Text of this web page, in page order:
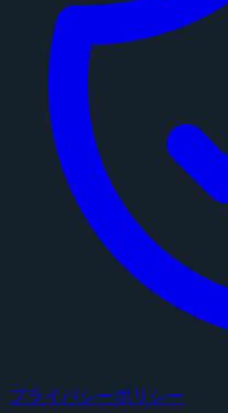
プライバシーポリシー